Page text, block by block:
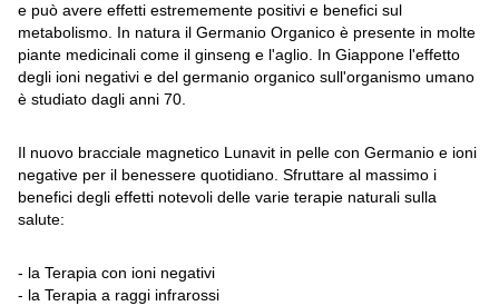
e può avere effetti estrememente positivi e benefici sul
metabolismo. In natura il Germanio Organico è presente in molte
piante medicinali come il ginseng e l'aglio. In Giappone l'effetto
degli ioni negativi e del germanio organico sull'organismo umano
è studiato dagli anni 70.
Il nuovo bracciale magnetico Lunavit in pelle con Germanio e ioni
negative per il benessere quotidiano. Sfruttare al massimo i
benefici degli effetti notevoli delle varie terapie naturali sulla
salute:
- la Terapia con ioni negativi
- la Terapia a raggi infrarossi